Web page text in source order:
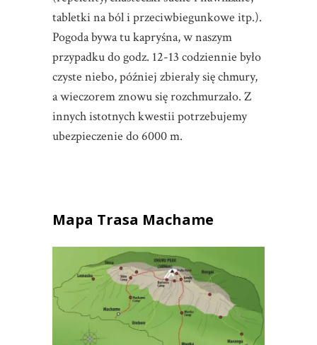
tabletki na ból i przeciwbiegunkowe itp.).
Pogoda bywa tu kapryśna, w naszym
przypadku do godz. 12-13 codziennie było
czyste niebo, później zbierały się chmury,
a wieczorem znowu się rozchmurzało. Z
innych istotnych kwestii potrzebujemy
ubezpieczenie do 6000 m.
Mapa Trasa Machame